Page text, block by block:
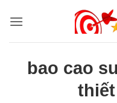
qua
bao cao